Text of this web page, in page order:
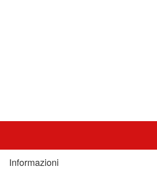
Informazioni